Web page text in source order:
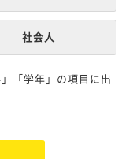
社会人
「学年」の項目に出